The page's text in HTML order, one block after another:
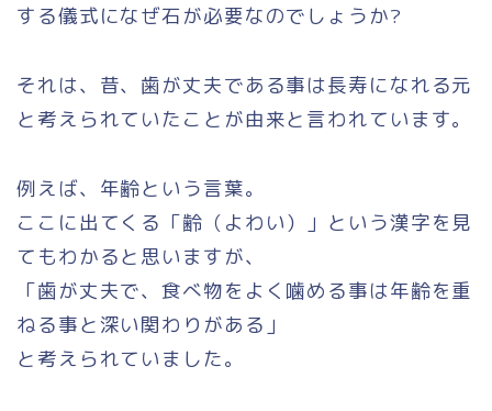
する儀式になぜ石が必要なのでしょうか?
それは、昔、歯が丈夫である事は長寿になれる元
と考えられていたことが由来と言われています。
例えば、年齢という言葉。
ここに出てくる「齢（よわい）」という漢字を見
てもわかると思いますが、
「歯が丈夫で、食べ物をよく噛める事は年齢を重
ねる事と深い関わりがある」
と考えられていました。